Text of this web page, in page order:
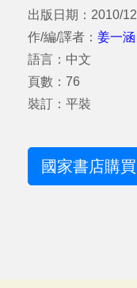
出版日期：2010/12
作/編/譯者： 姜一涵
語言：中文
頁數：76
裝訂：平裝
國家書店購買